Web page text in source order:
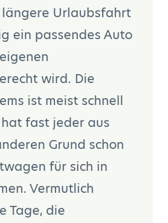
Urlaubsfahrt
ein passendes Auto
wird. Die
ist meist schnell
fast jeder aus
Grund schon
für sich in
Vermutlich
Tage, die